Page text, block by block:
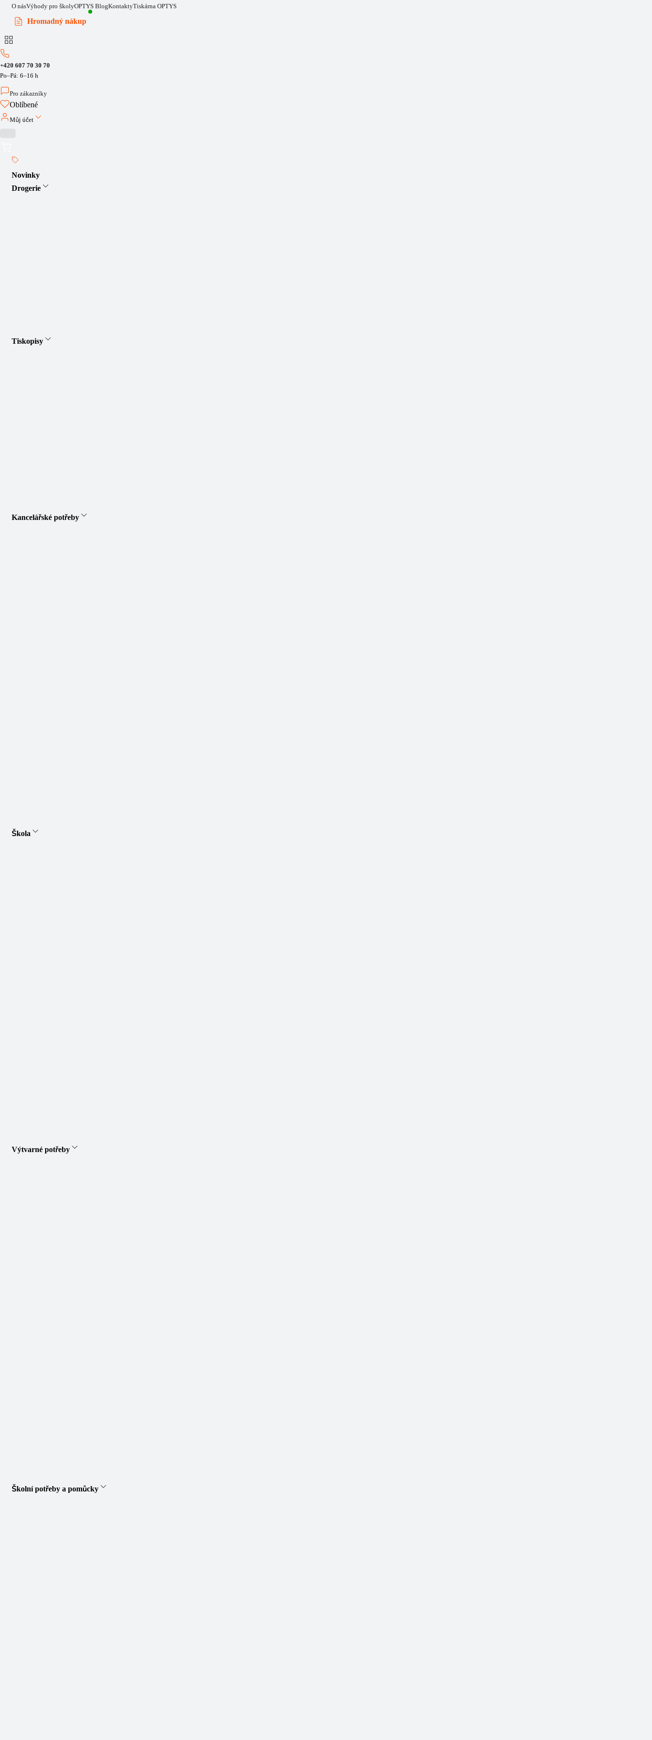
O násVýhody pro školyOPTYS BlogKontaktyTiskárna OPTYS
Hromadný nákup
+420 607 70 30 70
Po–Pá: 6–16 h
Pro zákazníky
Oblíbené
Můj účet
Novinky
Drogerie
Tiskopisy
Kancelářské potřeby
Škola
Výtvarné potřeby
Školní potřeby a pomůcky